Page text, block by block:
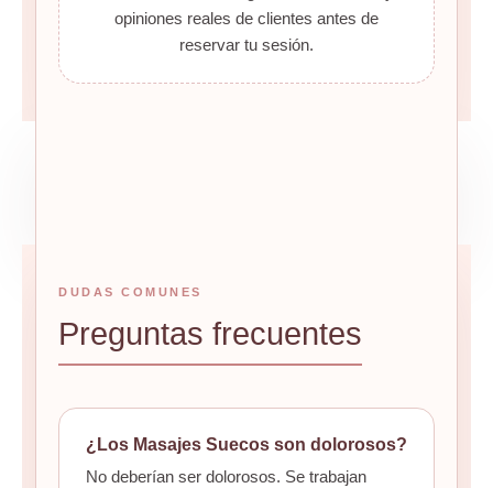
opiniones reales de clientes antes de
reservar tu sesión.
DUDAS COMUNES
Preguntas frecuentes
¿Los Masajes Suecos son dolorosos?
No deberían ser dolorosos. Se trabajan